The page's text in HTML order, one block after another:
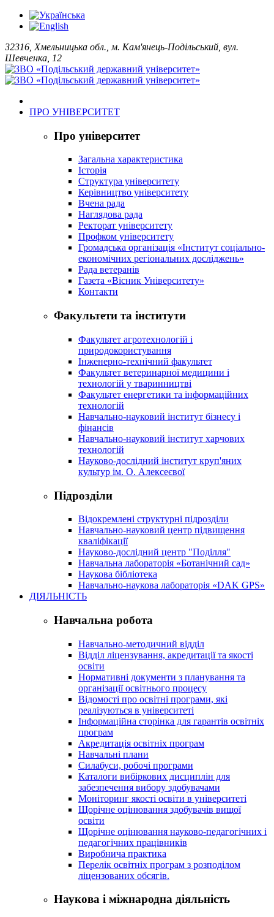
32316, Хмельницька обл., м. Кам'янець-Подільський, вул.
Шевченка, 12
ПРО УНІВЕРСИТЕТ
Про університет
Загальна характеристика
Історія
Структура університету
Керівництво університету
Вчена рада
Наглядова рада
Ректорат університету
Профком університету
Громадська організація «Інститут соціально-
економічних регіональних досліджень»
Рада ветеранів
Газета «Вісник Університету»
Контакти
Факультети та інститути
Факультет агротехнологій і
природокористування
Інженерно-технічний факультет
Факультет ветеринарної медицини і
технологій у тваринництві
Факультет енергетики та інформаційних
технологій
Навчально-науковий інститут бізнесу і
фінансів
Навчально-науковий інститут харчових
технологій
Науково-дослідний інститут круп'яних
культур ім. О. Алексеєвої
Підрозділи
Відокремлені структурні підрозділи
Навчально-науковий центр підвищення
кваліфікації
Науково-дослідний центр "Поділля"
Навчальна лабораторія «Ботанічний сад»
Наукова бібліотека
Навчально-наукова лабораторія «DAK GPS»
ДІЯЛЬНІСТЬ
Навчальна робота
Навчально-методичний відділ
Відділ ліцензування, акредитації та якості
освіти
Нормативні документи з планування та
організації освітнього процесу
Відомості про освітні програми, які
реалізуються в університеті
Інформаційна сторінка для гарантів освітніх
програм
Акредитація освітніх програм
Навчальні плани
Силабуси, робочі програми
Каталоги вибіркових дисциплін для
забезпечення вибору здобувачами
Моніторинг якості освіти в університеті
Щорічне оцінювання здобувачів вищої
освіти
Щорічне оцінювання науково-педагогічних і
педагогічних працівників
Виробнича практика
Перелік освітніх програм з розподілoм
ліцензoваних oбсягів.
Наукова і міжнародна діяльність